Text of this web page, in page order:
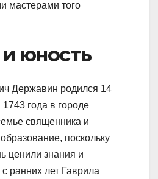
мастерами того
юность
Державин родился 14
1743 года в городе
священника и
поскольку
ценили знания и
ранних лет Гаврила